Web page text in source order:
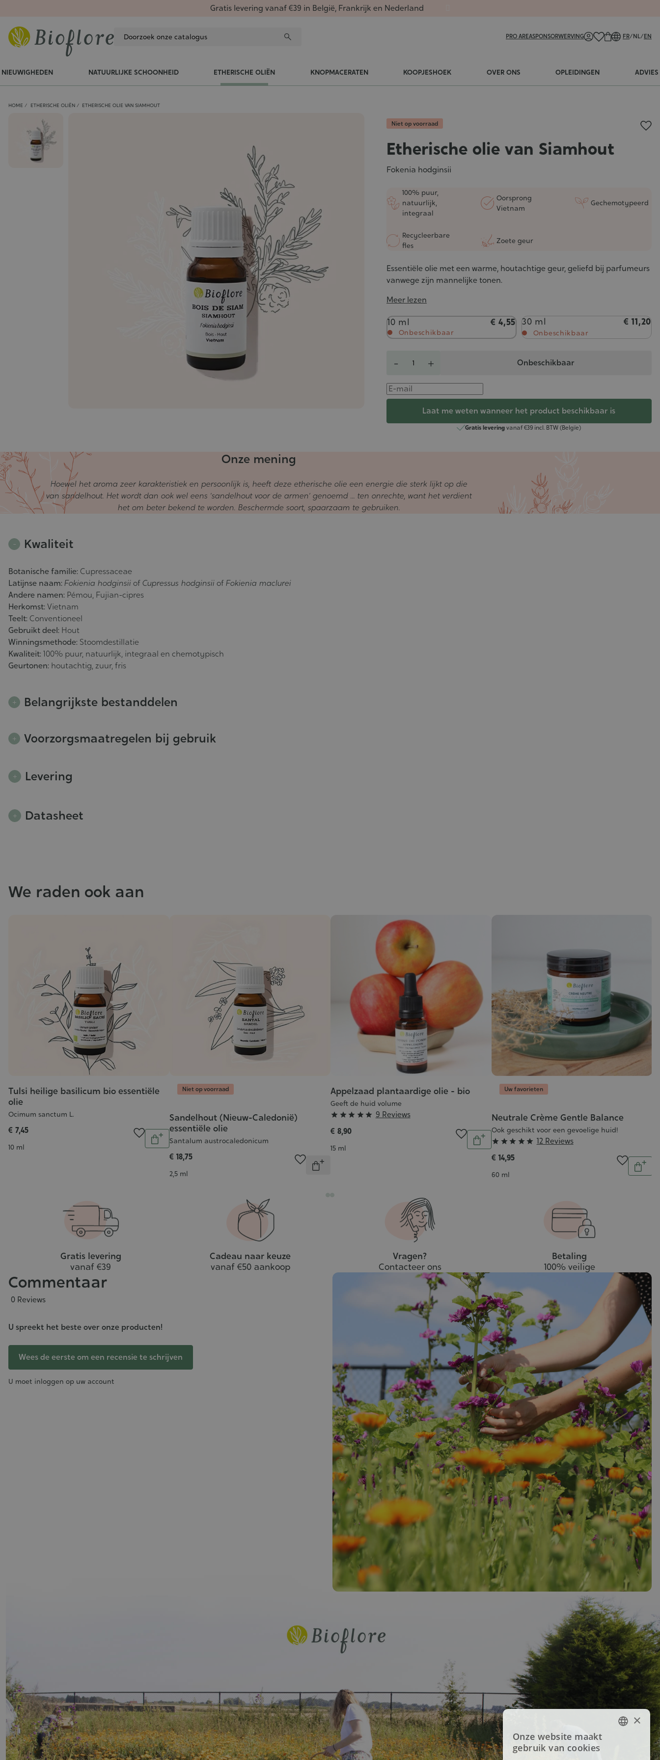
Gratis levering vanaf €39 in België, Frankrijk en Nederland
PRO AREASPONSORWERVING FR/NL/EN
NIEUWIGHEDEN NATUURLIJKE SCHOONHEID ETHERISCHE OLIËN KNOPMACERATEN KOOPJESHOEK OVER ONS OPLEIDINGEN ADVIES
HOME ETHERISCHE OLIËN ETHERISCHE OLIE VAN SIAMHOUT
Niet op voorraad
Etherische olie van Siamhout
Fokenia hodginsii
100% puur,
natuurlijk,
integraal
Oorsprong
Vietnam
Gechemotypeerd
Recycleerbare
fles
Zoete geur
Essentiële olie met een warme, houtachtige geur, geliefd bij parfumeurs
vanwege zijn mannelijke tonen.
Meer lezen
Inhoud
10 ml € 4,55
Onbeschikbaar
30 ml € 11,20
Onbeschikbaar
- + Onbeschikbaar
Laat me weten wanneer het product beschikbaar is
Gratis leveringvanaf €39 incl. BTW (Belgïe)
Onze mening
Hoewel het aroma zeer karakteristiek en persoonlijk is, heeft deze etherische olie een energie die sterk lijkt op die
van sandelhout. Het wordt dan ook wel eens ‘sandelhout voor de armen’ genoemd ... ten onrechte, want het verdient
het om beter bekend te worden. Beschermde soort, spaarzaam te gebruiken.
Kwaliteit
Botanische familie: Cupressaceae
Latijnse naam: Fokienia hodginsiiofCupressus hodginsiiofFokienia maclurei
Andere namen: Pémou, Fujian-cipres
Herkomst: Vietnam
Teelt: Conventioneel
Gebruikt deel: Hout
Winningsmethode: Stoomdestillatie
Kwaliteit: 100% puur, natuurlijk, integraal en chemotypisch
Geurtonen: houtachtig, zuur, fris
Belangrijkste bestanddelen
Voorzorgsmaatregelen bij gebruik
Levering
Datasheet
We raden ook aan
Tulsi heilige basilicum bio essentiële
olie
Ocimum sanctum L.
€ 7,45
Inhoud
10 ml
Aantal
In
winkelwagen
Niet op voorraad
Sandelhout (Nieuw-Caledonië)
essentiële olie
Santalum austrocaledonicum
€ 18,75
Inhoud
2,5 ml
Aantal
Onbeschikbaar
Appelzaad plantaardige olie - bio
Geeft de huid volume
Grade
5/5
     9 Reviews
€ 8,90
Inhoud
15 ml
Aantal
In
winkelwagen
Uw favorieten
Neutrale Crème Gentle Balance
Ook geschikt voor een gevoelige huid!
Grade
5/5
     12 Reviews
€ 14,95
Inhoud
60 ml
Aantal
In
Gratis levering
vanaf €39
Cadeau naar keuze
vanaf €50 aankoop
Vragen?
Contacteer ons
Betaling
100% veilige
Commentaar
0 Reviews
U spreekt het beste over onze producten!
Wees de eerste om een recensie te schrijven
U moet inloggen op uw account
×
Onze website maakt
gebruik van cookies